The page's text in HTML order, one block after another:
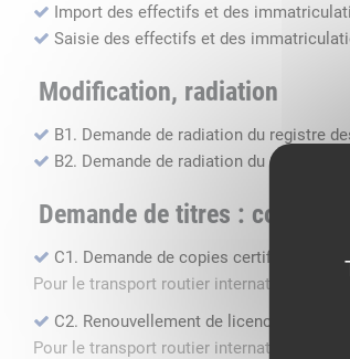
Import des effectifs et des
Saisie des effectifs et des
Modification, radiation
B1. Demande de radiation du registre
B2. Demande de radiation du registre
Demande de titres : copie,
C1. Demande de copies certifiées
Pour le transport routier international de
C2. Renouvellement de licence transport
Pour le transport routier international de